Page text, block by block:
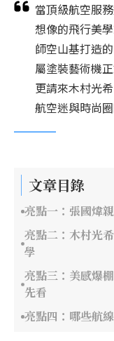
當頂級航空服
想像的飛行美
師空山基打造的
屬塗裝藝術機
更請來木村光
航空迷與時尚
文章目錄
亮點一：張國煒
亮點二：木村光
學
亮點三：美感爆
先看
亮點四：哪些航